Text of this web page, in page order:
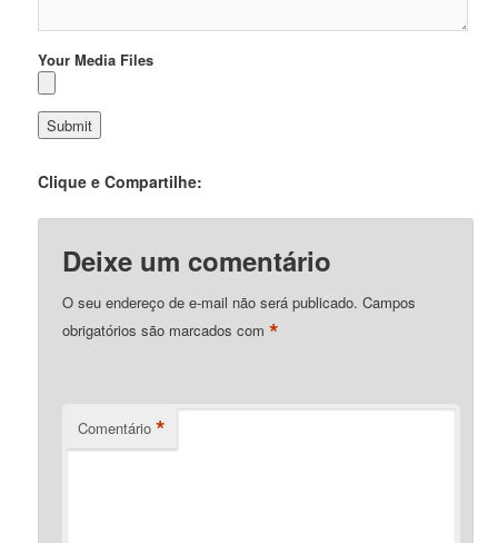
Your Media Files
Clique e Compartilhe:
Deixe um comentário
O seu endereço de e-mail não será publicado. Campos
obrigatórios são marcados com*
Comentário *